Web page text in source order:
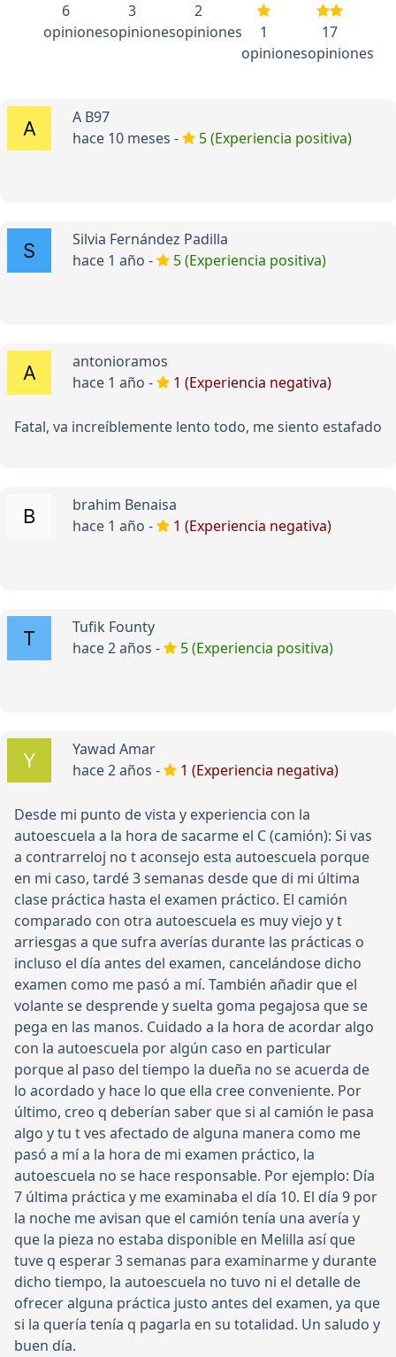
6
opiniones
3
opiniones
2
opiniones
1
opiniones
17
opiniones
A B97
hace 10 meses -
5 (Experiencia positiva)
Silvia Fernández Padilla
hace 1 año -
5 (Experiencia positiva)
antonioramos
hace 1 año -
1 (Experiencia negativa)
Fatal, va increíblemente lento todo, me siento estafado
brahim Benaisa
hace 1 año -
1 (Experiencia negativa)
Tufik Founty
hace 2 años -
5 (Experiencia positiva)
Yawad Amar
hace 2 años -
1 (Experiencia negativa)
Desde mi punto de vista y experiencia con la
autoescuela a la hora de sacarme el C (camión): Si vas
a contrarreloj no t aconsejo esta autoescuela porque
en mi caso, tardé 3 semanas desde que di mi última
clase práctica hasta el examen práctico. El camión
comparado con otra autoescuela es muy viejo y t
arriesgas a que sufra averías durante las prácticas o
incluso el día antes del examen, cancelándose dicho
examen como me pasó a mí. También añadir que el
volante se desprende y suelta goma pegajosa que se
pega en las manos. Cuidado a la hora de acordar algo
con la autoescuela por algún caso en particular
porque al paso del tiempo la dueña no se acuerda de
lo acordado y hace lo que ella cree conveniente. Por
último, creo q deberían saber que si al camión le pasa
algo y tu t ves afectado de alguna manera como me
pasó a mí a la hora de mi examen práctico, la
autoescuela no se hace responsable. Por ejemplo: Día
7 última práctica y me examinaba el día 10. El día 9 por
la noche me avisan que el camión tenía una avería y
que la pieza no estaba disponible en Melilla así que
tuve q esperar 3 semanas para examinarme y durante
dicho tiempo, la autoescuela no tuvo ni el detalle de
ofrecer alguna práctica justo antes del examen, ya que
si la quería tenía q pagarla en su totalidad. Un saludo y
buen día.